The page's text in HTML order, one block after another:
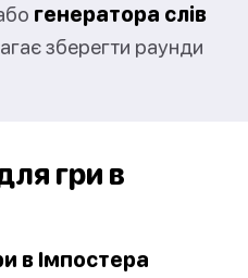
генератора слів
зберегти раунди
гри в
в Імпостера